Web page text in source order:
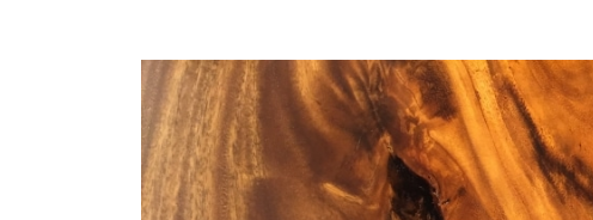
加工技術
商品情報
ATELIER MOKUBAの一枚板テーブル
ATELIER MOKUBAの一枚板×異素材
名古屋
大阪梅
アウト
大川ギ